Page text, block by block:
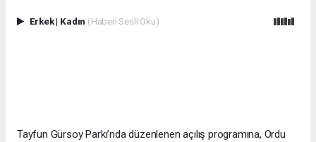
Erkek| Kadın (Haberi Sesli Oku)
Tayfun Gürsoy Parkı’nda düzenlenen açılış programına, Ordu